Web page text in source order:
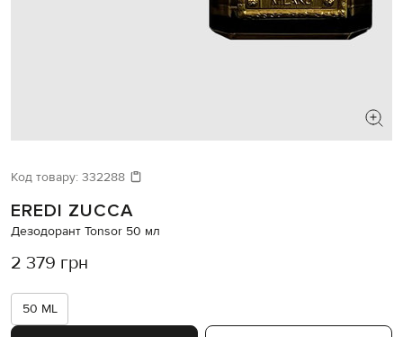
Код товару: 332288
EREDI ZUCCA
Дезодорант Tonsor 50 мл
2 379 грн
50 ML